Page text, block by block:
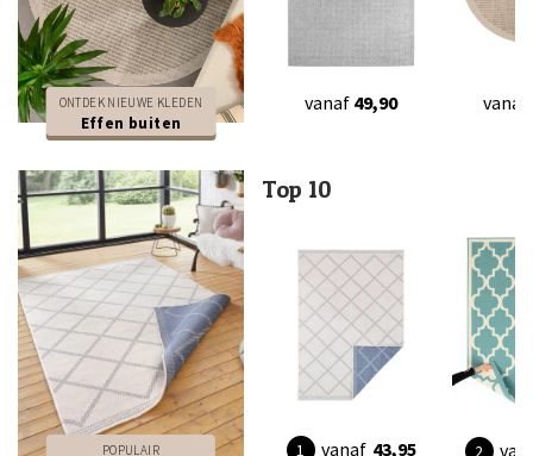
ONTDEK NIEUWE KLEDEN
Effen buiten
vanaf 49,90 vanaf
POPULAIR
Top 10
vanaf 43,95